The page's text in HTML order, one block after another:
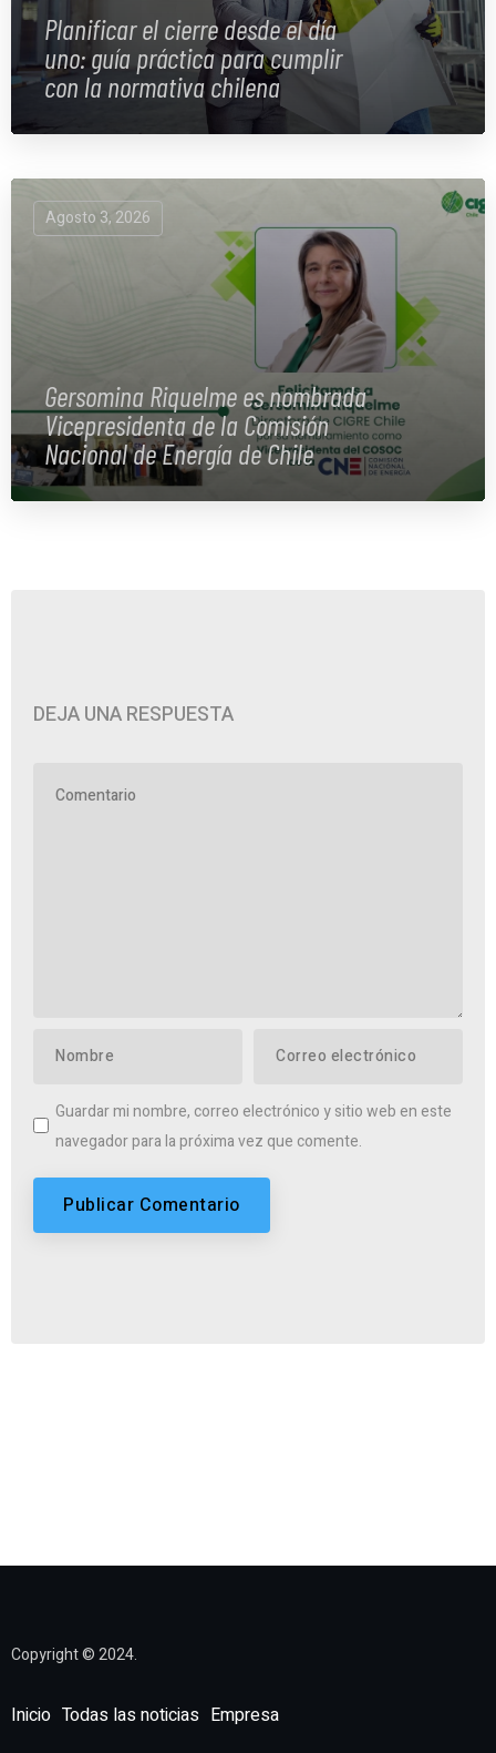
Planificar el cierre desde el día
uno: guía práctica para cumplir
con la normativa chilena
Agosto 3, 2026
Gersomina Riquelme es nombrada
Vicepresidenta de la Comisión
Nacional de Energía de Chile
DEJA UNA RESPUESTA
Guardar mi nombre, correo electrónico y sitio web en este
navegador para la próxima vez que comente.
Copyright © 2024.
Inicio Todas las noticias Empresa